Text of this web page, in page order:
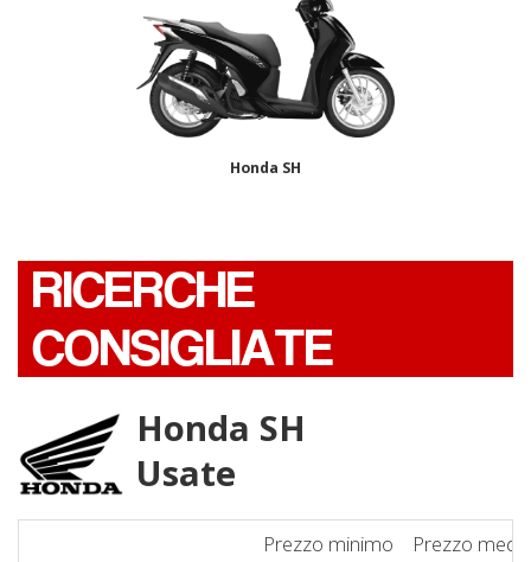
Honda SH
RICERCHE
CONSIGLIATE
Honda SH
Usate
Prezzo minimo Prezzo